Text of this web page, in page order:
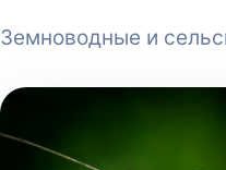
Земноводные и